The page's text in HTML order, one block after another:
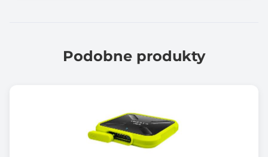
Podobne produkty